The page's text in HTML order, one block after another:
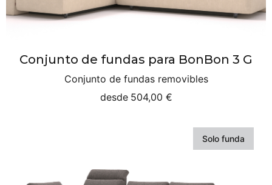
Conjunto de fundas para BonBon 3 G
Conjunto de fundas removibles
desde 504,00 €
Solo funda